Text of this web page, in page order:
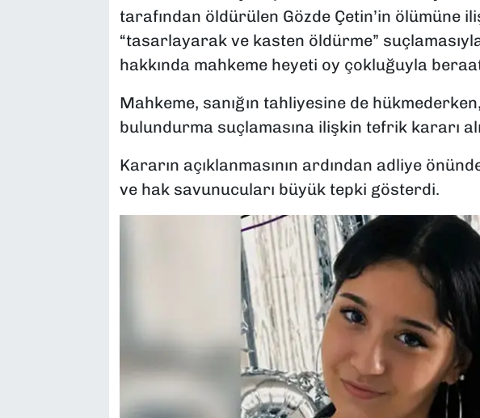
tarafından öldürülen Gözde Çetin’in ölümüne
“tasarlayarak ve kasten öldürme”
hakkında mahkeme heyeti oy çokluğuyla
Mahkeme, sanığın tahliyesine de
bulundurma suçlamasına ilişkin tefrik kararı
Kararın açıklanmasının ardından adliye
ve hak savunucuları büyük tepki gösterdi.